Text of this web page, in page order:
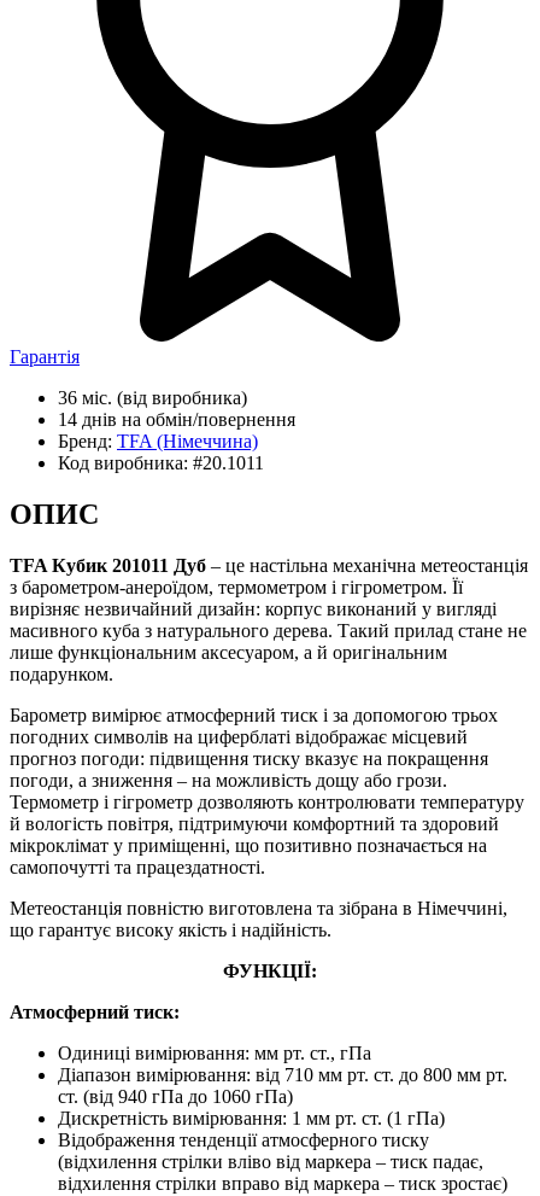
Гарантія
36 міс. (від виробника)
14 днів на обмін/повернення
Бренд: TFA (Німеччина)
Код виробника: #20.1011
ОПИС
TFA Кубик 201011 Дуб – це настільна механічна метеостанція
з барометром-анероїдом, термометром і гігрометром. Її
вирізняє незвичайний дизайн: корпус виконаний у вигляді
масивного куба з натурального дерева. Такий прилад стане не
лише функціональним аксесуаром, а й оригінальним
подарунком.
Барометр вимірює атмосферний тиск і за допомогою трьох
погодних символів на циферблаті відображає місцевий
прогноз погоди: підвищення тиску вказує на покращення
погоди, а зниження – на можливість дощу або грози.
Термометр і гігрометр дозволяють контролювати температуру
й вологість повітря, підтримуючи комфортний та здоровий
мікроклімат у приміщенні, що позитивно позначається на
самопочутті та працездатності.
Метеостанція повністю виготовлена та зібрана в Німеччині,
що гарантує високу якість і надійність.
ФУНКЦІЇ:
Атмосферний тиск:
Одиниці вимірювання: мм рт. ст., гПа
Діапазон вимірювання: від 710 мм рт. ст. до 800 мм рт.
ст. (від 940 гПа до 1060 гПа)
Дискретність вимірювання: 1 мм рт. ст. (1 гПа)
Відображення тенденції атмосферного тиску
(відхилення стрілки вліво від маркера – тиск падає,
відхилення стрілки вправо від маркера – тиск зростає)